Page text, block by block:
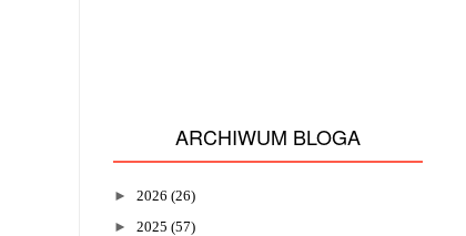
ARCHIWUM BLOGA
► 2026 (26)
► 2025 (57)